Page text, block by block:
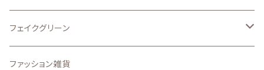
アイロンプリントシート
その他のオリジナル雑貨
置物・オーナメント
.etcガーデン雑貨
壁面、ハンギング雑貨
マット、マルチカバー
フェイクグリーン
ドライフラワー
ファッション雑貨